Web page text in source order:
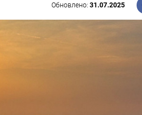
Обновлено:31.07.2025